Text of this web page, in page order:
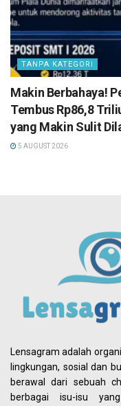
TANPA KATEGORI
Makin Berbahaya!
Tembus Rp86,8
yang Makin Sulit
5 AUGUST 2026
Lensagram adalah
lingkungan, sosial dan
berawal dari sebuah
berbagai isu-isu